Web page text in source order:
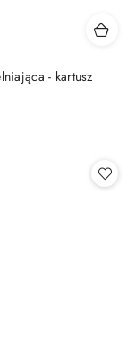
- kartusz